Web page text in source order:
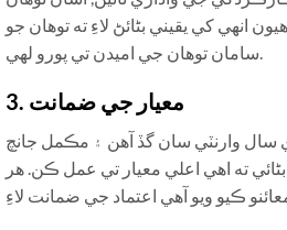
انهي کي يقيني بڻائڻ لاءِ ته توهان جو
سامان توهان جي اميدن تي پورو لهي.
3. معيار جي ضمانت
وارنٽي سان گڏ آھن ۽ مڪمل جانچ
ته اهي اعلي معيار تي عمل ڪن. هر